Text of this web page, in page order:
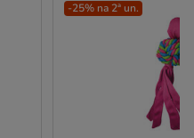
-25% na 2ª un.